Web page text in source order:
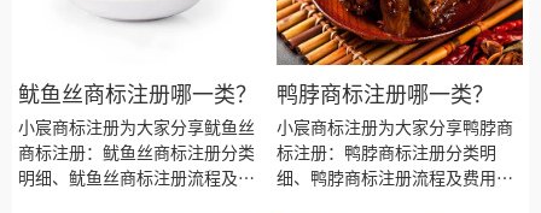
鱿鱼丝商标注册哪一类？
小宸商标注册为大家分享鱿鱼丝
商标注册：鱿鱼丝商标注册分类
明细、鱿鱼丝商标注册流程及费
鸭脖商标注册哪一类？
小宸商标注册为大家分享鸭脖商
标注册：鸭脖商标注册分类明
细、鸭脖商标注册流程及费用、